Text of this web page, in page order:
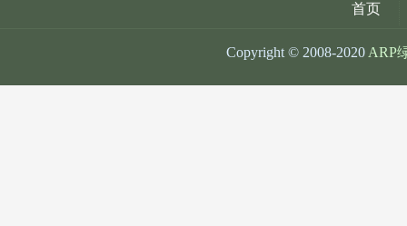
首页
Copyright © 2008-2020 ARP